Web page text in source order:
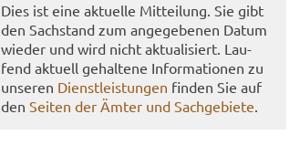
Dies ist eine ak­tu­el­le Mit­tei­lung. Sie gibt
den Sach­stand zum an­ge­ge­be­nen Datum
wie­der und wird nicht ak­tua­li­siert. Lau­
fend ak­tu­ell ge­hal­te­ne In­for­ma­tio­nen zu
un­se­ren Dienst­leis­tun­gen fin­den Sie auf
den Sei­ten der Ämter und Sach­ge­bie­te.